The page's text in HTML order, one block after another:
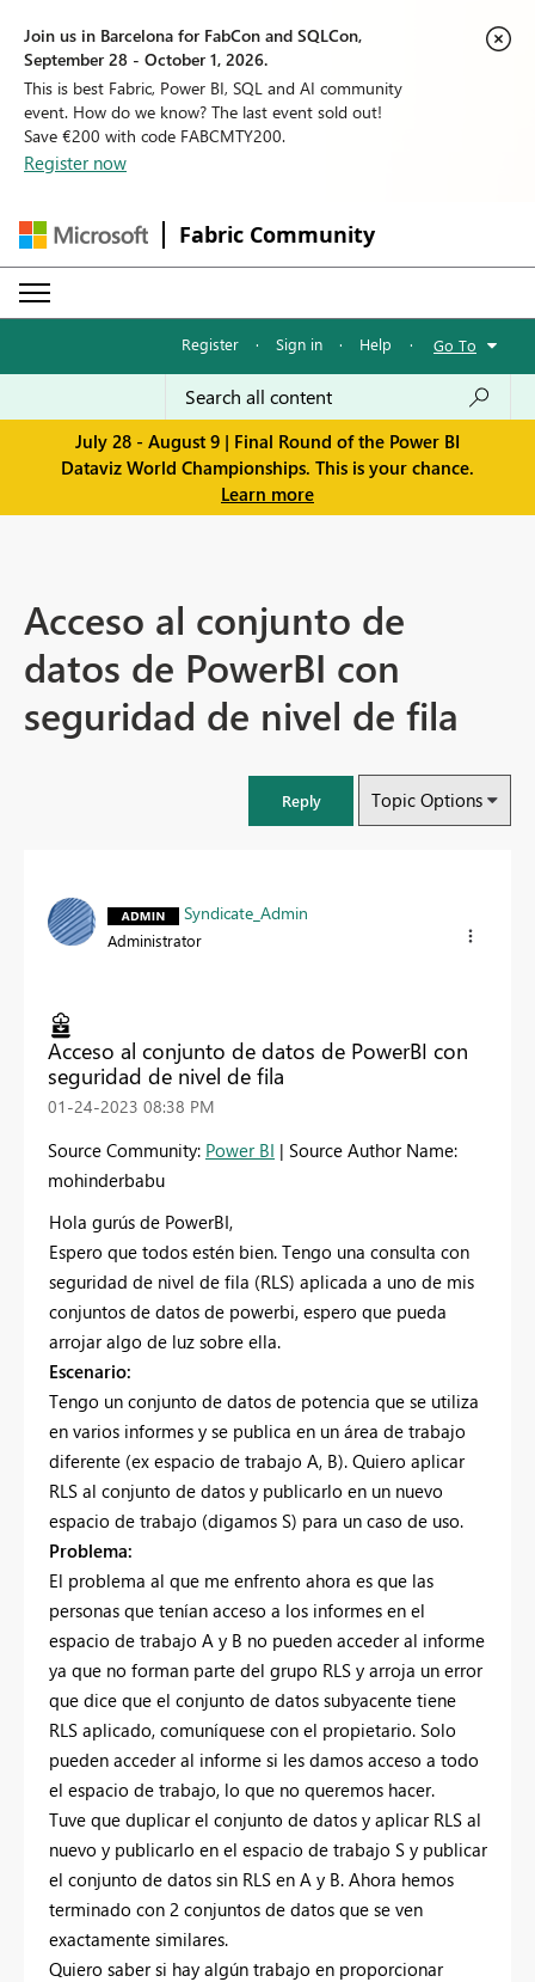
Join us in Barcelona for FabCon and SQLCon,
September 28 - October 1, 2026.
This is best Fabric, Power BI, SQL and AI community
event. How do we know? The last event sold out!
Save €200 with code FABCMTY200.
Register now
Fabric Community
Register · Sign in · Help · Go To
July 28 - August 9 | Final Round of the Power BI
Dataviz World Championships. This is your chance.
Learn more
Acceso al conjunto de
datos de PowerBI con
seguridad de nivel de fila
Reply Topic Options
Syndicate_Admin
Administrator
Acceso al conjunto de datos de PowerBI con
seguridad de nivel de fila
‎01-24-2023 08:38 PM
Source Community: Power BI | Source Author Name:
mohinderbabu
Hola gurús de PowerBI,
Espero que todos estén bien. Tengo una consulta con
seguridad de nivel de fila (RLS) aplicada a uno de mis
conjuntos de datos de powerbi, espero que pueda
arrojar algo de luz sobre ella.
Escenario:
Tengo un conjunto de datos de potencia que se utiliza
en varios informes y se publica en un área de trabajo
diferente (ex espacio de trabajo A, B). Quiero aplicar
RLS al conjunto de datos y publicarlo en un nuevo
espacio de trabajo (digamos S) para un caso de uso.
Problema:
El problema al que me enfrento ahora es que las
personas que tenían acceso a los informes en el
espacio de trabajo A y B no pueden acceder al informe
ya que no forman parte del grupo RLS y arroja un error
que dice que el conjunto de datos subyacente tiene
RLS aplicado, comuníquese con el propietario. Solo
pueden acceder al informe si les damos acceso a todo
el espacio de trabajo, lo que no queremos hacer.
Tuve que duplicar el conjunto de datos y aplicar RLS al
nuevo y publicarlo en el espacio de trabajo S y publicar
el conjunto de datos sin RLS en A y B. Ahora hemos
terminado con 2 conjuntos de datos que se ven
exactamente similares.
Quiero saber si hay algún trabajo en proporcionar